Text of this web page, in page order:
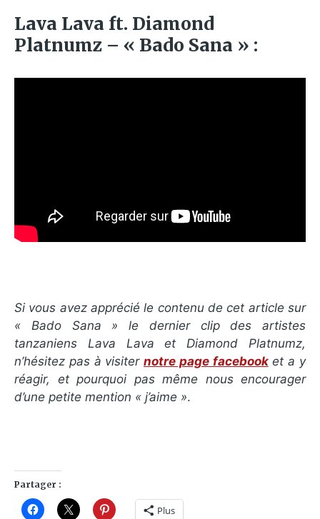
Lava Lava ft. Diamond
Platnumz – « Bado Sana » :
Si vous avez apprécié le contenu de cet article sur
« Bado Sana» le dernier clip des artistes
tanzaniens Lava Lava et Diamond Platnumz,
n’hésitez pas à visiternotre page facebooket a y
réagir, et pourquoi pas même nous encourager
d’une petite mention « j’aime ».
Partager :
Plus